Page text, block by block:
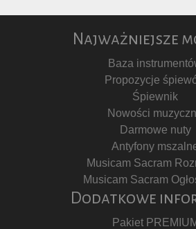
Najważniejsze
Baza
Propozycje
Śpiewnik
Nowości
Darmowe nuty
Antyfony
Musicam Sacram
Musicam Sacram
Dodatkowe
Pakiet